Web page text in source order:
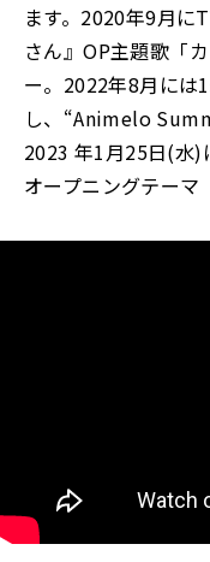
ます。2020年9月に
さん』OP主題歌「
ー。2022年8月には
し、“Animelo
2023 年1月25日(水)
オープニングテーマ